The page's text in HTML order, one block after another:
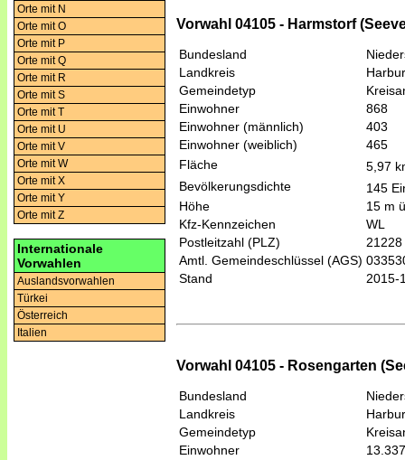
Orte mit N
Orte mit O
Orte mit P
Orte mit Q
Orte mit R
Orte mit S
Orte mit T
Orte mit U
Orte mit V
Orte mit W
Orte mit X
Orte mit Y
Orte mit Z
Internationale
Vorwahlen
Auslandsvorwahlen
Türkei
Österreich
Italien
Vorwahl 04105 - Harmstorf
Bundesland
Landkreis
Gemeindetyp
Einwohner
868
Einwohner (männlich)
403
Einwohner (weiblich)
465
Fläche
5,97
Bevölkerungsdichte
145
Höhe
15 m
Kfz-Kennzeichen
WL
Postleitzahl (PLZ)
21228
Amtl. Gemeindeschlüssel (AGS)
Stand
2015-
Vorwahl 04105 - Rosengarten
Bundesland
Landkreis
Gemeindetyp
Einwohner
13.337